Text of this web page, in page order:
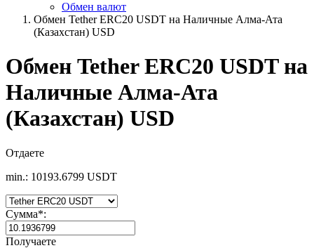
Обмен валют
Обмен Tether ERC20 USDT на Наличные Алма-Ата
(Казахстан) USD
Обмен Tether ERC20 USDT на
Наличные Алма-Ата
(Казахстан) USD
Отдаете
min.: 10193.6799 USDT
Сумма*:
Получаете